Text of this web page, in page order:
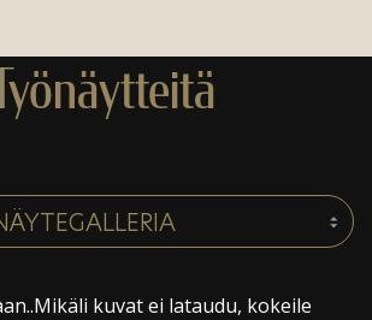
kuvat ei lataudu, kokeile